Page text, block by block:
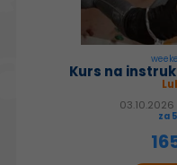
Kurs na
za